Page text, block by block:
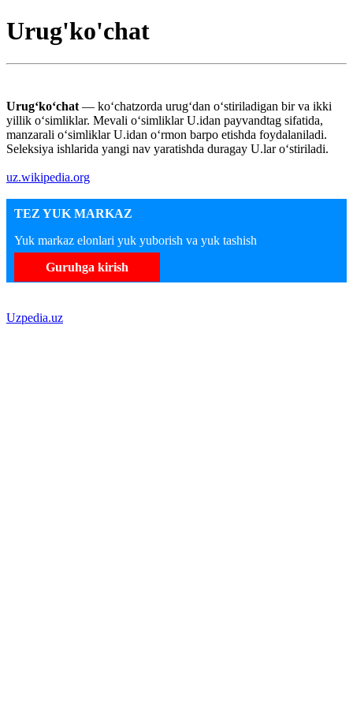
Urug'ko'chat
Urugʻkoʻchat — koʻchatzorda urugʻdan oʻstiriladigan bir va ikki
yillik oʻsimliklar. Mevali oʻsimliklar U.idan payvandtag sifatida,
manzarali oʻsimliklar U.idan oʻrmon barpo etishda foydalaniladi.
Seleksiya ishlarida yangi nav yaratishda duragay U.lar oʻstiriladi.
uz.wikipedia.org
TEZ YUK MARKAZ
Yuk markaz elonlari yuk yuborish va yuk tashish
Guruhga kirish
Uzpedia.uz